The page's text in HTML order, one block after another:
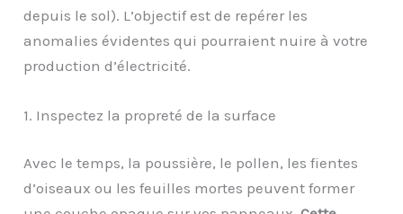
depuis le sol). L’objectif est de repérer les
anomalies évidentes qui pourraient nuire à votre
production d’électricité.
1. Inspectez la propreté de la surface
Avec le temps, la poussière, le pollen, les fientes
d’oiseaux ou les feuilles mortes peuvent former